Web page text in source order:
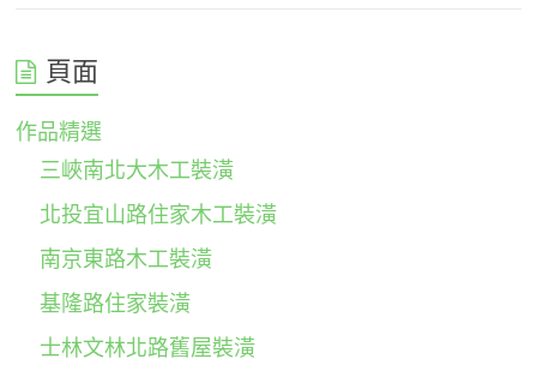
頁面
作品精選
三峽南北大木工裝潢
北投宜山路住家木工裝潢
南京東路木工裝潢
基隆路住家裝潢
士林文林北路舊屋裝潢